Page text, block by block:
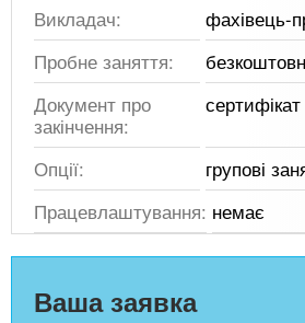
Викладач:
фахівець-
Пробне заняття:
Документ про
закінчення:
сертифікат
Опції:
групові
Працевлаштування: немає
Ваша заявка